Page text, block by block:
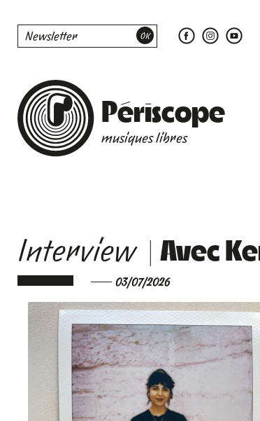
Périscope
musiques libres
Interview | Avec
03/07/2026